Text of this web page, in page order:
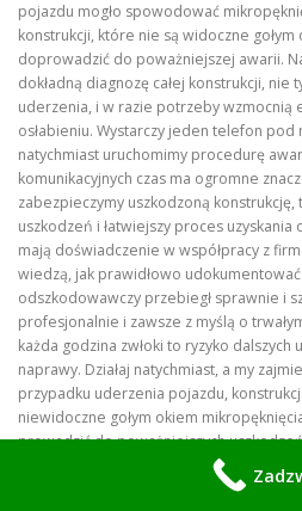
pojazdu mogło spowodować
konstrukcji, które nie są widoczne
doprowadzić do poważniejszej awarii.
dokładną diagnozę całej konstrukcji,
uderzenia, i w razie potrzeby wzmocnią
osłabieniu. Wystarczy jeden telefon pod
natychmiast uruchomimy procedurę
komunikacyjnych czas ma ogromne
zabezpieczymy uszkodzoną konstrukcję,
uszkodzeń i łatwiejszy proces
mają doświadczenie w współpracy z
wiedzą, jak prawidłowo
odszkodowawczy przebiegł sprawnie i
profesjonalnie i zawsze z myślą o
każda godzina zwłoki to ryzyko dalszych
naprawy. Działaj natychmiast, a my
przypadku uderzenia pojazdu,
niewidoczne gołym okiem
prowadzić do poważniejszych
ogrodzenie wydaje się tylko lekko